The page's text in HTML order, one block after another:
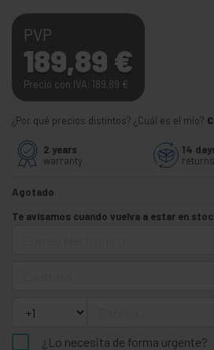
PVP
189,89 €
Precio con IVA: 189,89 €
¿Por qué precios distintos? ¿Cuál es el mío?
2 years
warranty
14
returns
Agotado
Te avisamos cuando vuelva a estar en
¿Lo necesita de forma urgente?